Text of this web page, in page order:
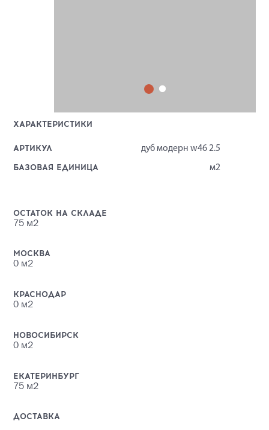
ХАРАКТЕРИСТИКИ
АРТИКУЛ
дуб модерн w46 2.5
БАЗОВАЯ ЕДИНИЦА
м2
ОСТАТОК НА СКЛАДЕ
75м2
МОСКВА
0м2
КРАСНОДАР
0м2
НОВОСИБИРСК
0м2
ЕКАТЕРИНБУРГ
75м2
ДОСТАВКА